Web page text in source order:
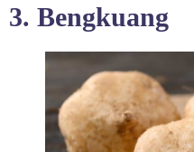
3. Bengkuang